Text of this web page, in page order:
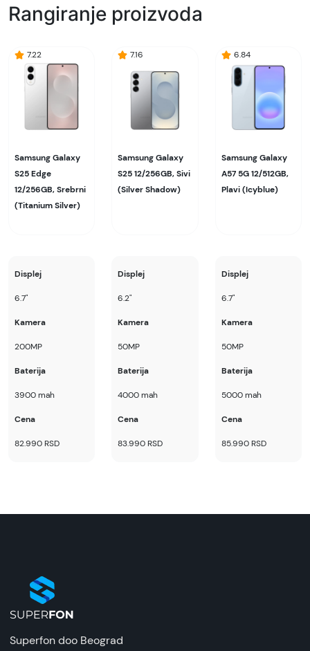
Rangiranje proizvoda
7.22
Samsung Galaxy
S25 Edge
12/256GB, Srebrni
(Titanium Silver)
7.16
Samsung Galaxy
S25 12/256GB, Sivi
(Silver Shadow)
6.84
Samsung Galaxy
A57 5G 12/512GB,
Plavi (Icyblue)
Displej
6.7"
Kamera
200MP
Baterija
3900 mah
Cena
82.990 RSD
Displej
6.2"
Kamera
50MP
Baterija
4000 mah
Cena
83.990 RSD
Displej
6.7"
Kamera
50MP
Baterija
5000 mah
Cena
85.990 RSD
Superfon doo Beograd